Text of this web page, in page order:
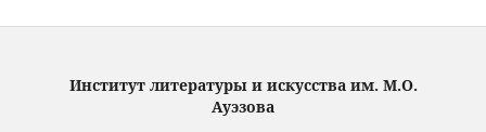
Институт литературы и искусства им. М.О.
Ауэзова